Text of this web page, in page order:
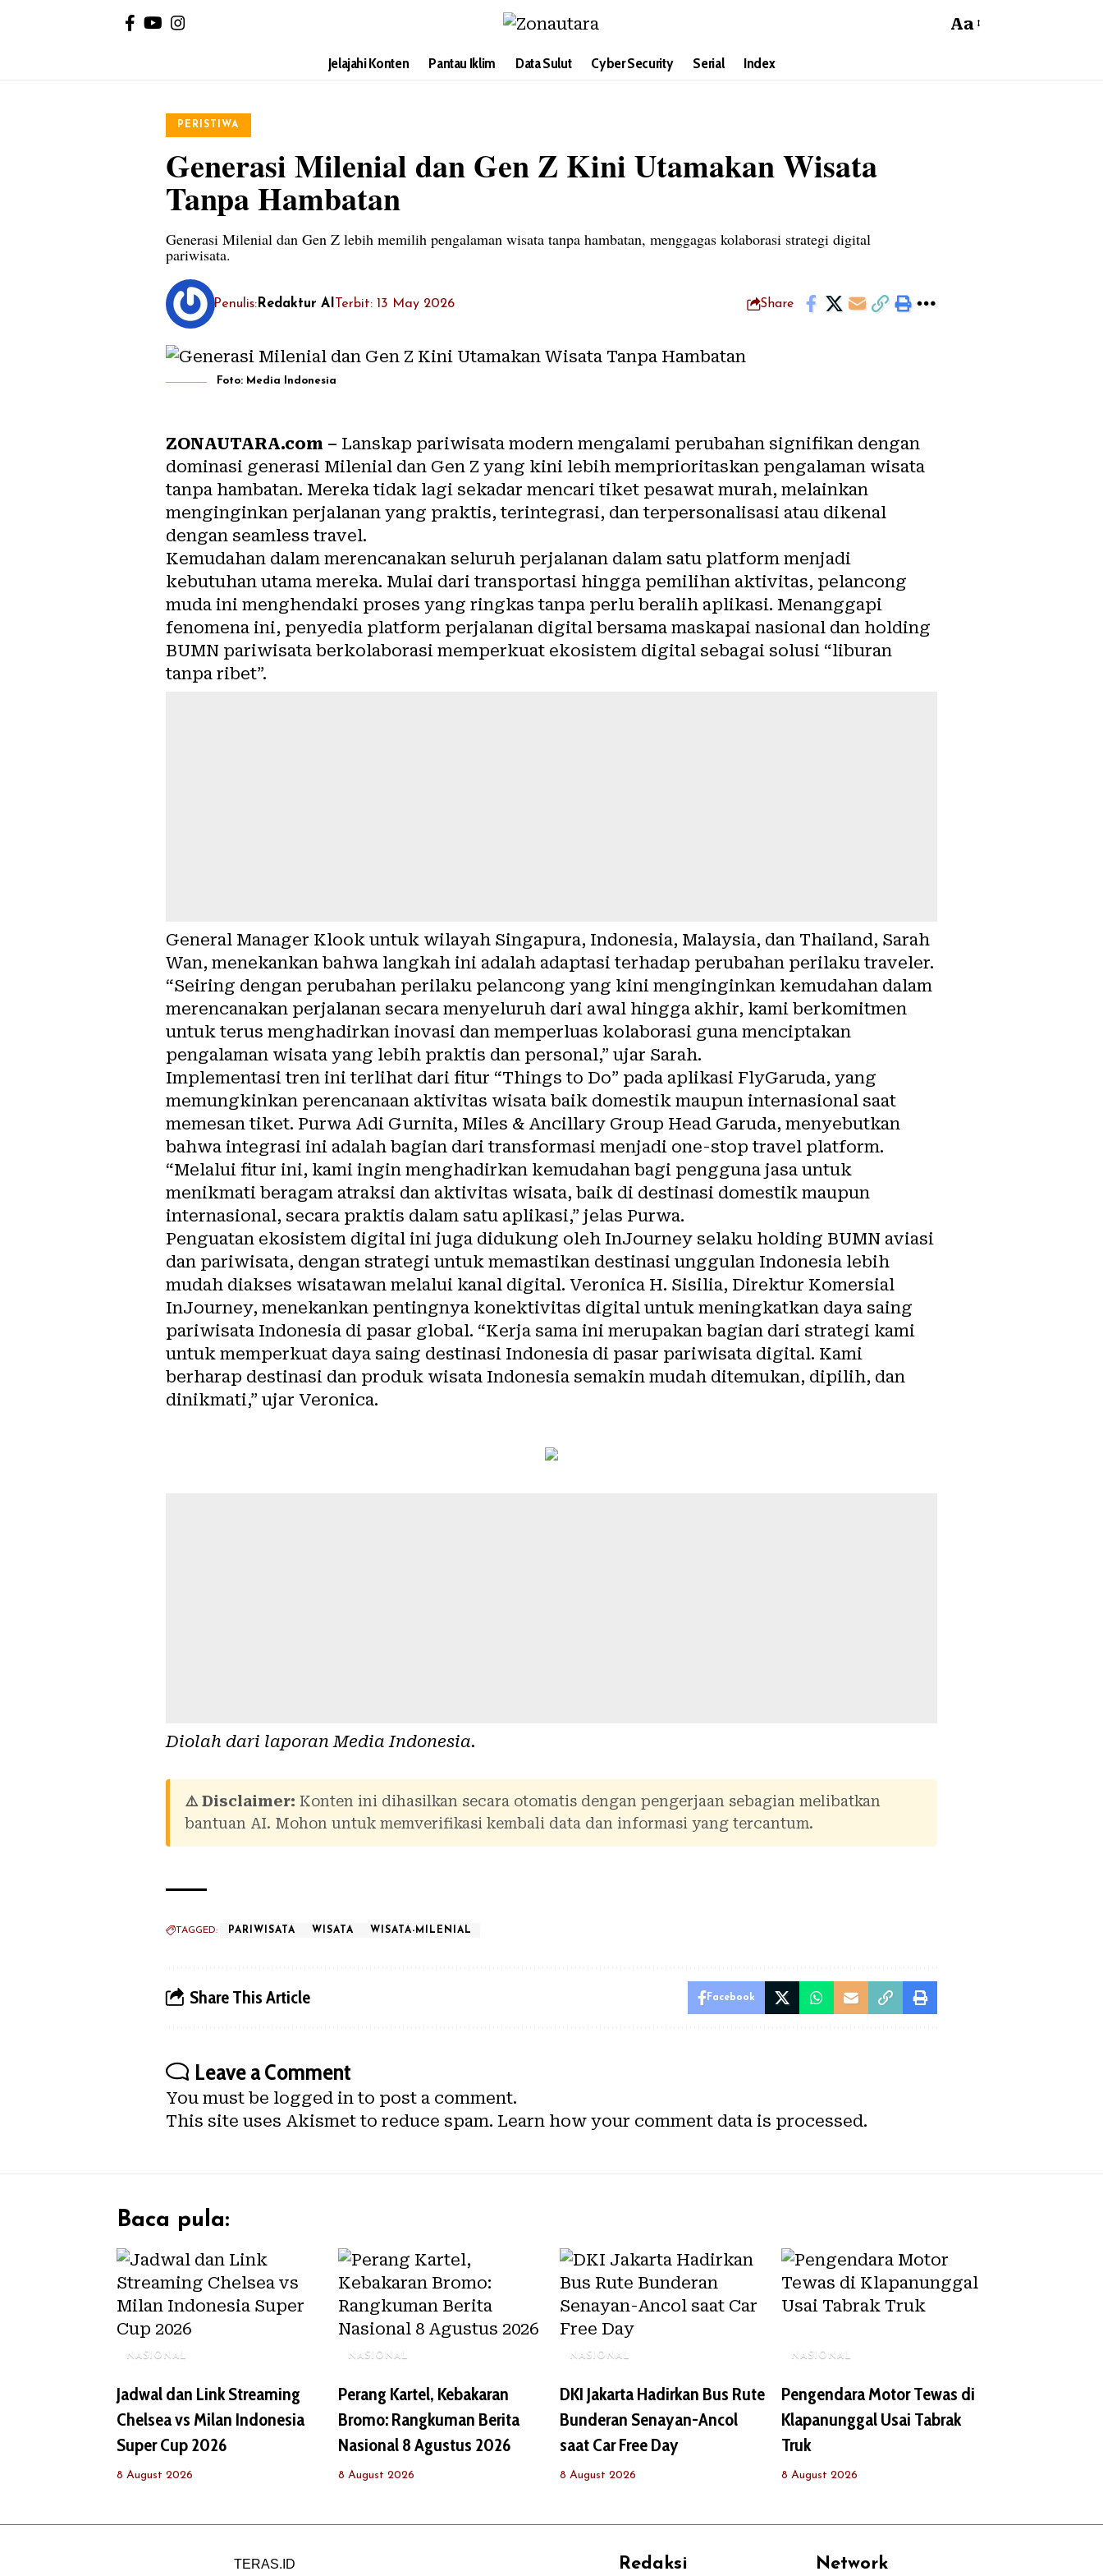
Aa
Jelajahi Konten Pantau Iklim Data Sulut Cyber Security Serial Index
PERISTIWA
Generasi Milenial dan Gen Z Kini Utamakan Wisata
Tanpa Hambatan
Generasi Milenial dan Gen Z lebih memilih pengalaman wisata tanpa hambatan, menggagas kolaborasi strategi digital
pariwisata.
Penulis: Redaktur AI Terbit: 13 May 2026 Share
Foto: Media Indonesia
ZONAUTARA.com – Lanskap pariwisata modern mengalami perubahan signifikan dengan
dominasi generasi Milenial dan Gen Z yang kini lebih memprioritaskan pengalaman wisata
tanpa hambatan. Mereka tidak lagi sekadar mencari tiket pesawat murah, melainkan
menginginkan perjalanan yang praktis, terintegrasi, dan terpersonalisasi atau dikenal
dengan seamless travel.
Kemudahan dalam merencanakan seluruh perjalanan dalam satu platform menjadi
kebutuhan utama mereka. Mulai dari transportasi hingga pemilihan aktivitas, pelancong
muda ini menghendaki proses yang ringkas tanpa perlu beralih aplikasi. Menanggapi
fenomena ini, penyedia platform perjalanan digital bersama maskapai nasional dan holding
BUMN pariwisata berkolaborasi memperkuat ekosistem digital sebagai solusi “liburan
tanpa ribet”.
General Manager Klook untuk wilayah Singapura, Indonesia, Malaysia, dan Thailand, Sarah
Wan, menekankan bahwa langkah ini adalah adaptasi terhadap perubahan perilaku traveler.
“Seiring dengan perubahan perilaku pelancong yang kini menginginkan kemudahan dalam
merencanakan perjalanan secara menyeluruh dari awal hingga akhir, kami berkomitmen
untuk terus menghadirkan inovasi dan memperluas kolaborasi guna menciptakan
pengalaman wisata yang lebih praktis dan personal,” ujar Sarah.
Implementasi tren ini terlihat dari fitur “Things to Do” pada aplikasi FlyGaruda, yang
memungkinkan perencanaan aktivitas wisata baik domestik maupun internasional saat
memesan tiket. Purwa Adi Gurnita, Miles & Ancillary Group Head Garuda, menyebutkan
bahwa integrasi ini adalah bagian dari transformasi menjadi one-stop travel platform.
“Melalui fitur ini, kami ingin menghadirkan kemudahan bagi pengguna jasa untuk
menikmati beragam atraksi dan aktivitas wisata, baik di destinasi domestik maupun
internasional, secara praktis dalam satu aplikasi,” jelas Purwa.
Penguatan ekosistem digital ini juga didukung oleh InJourney selaku holding BUMN aviasi
dan pariwisata, dengan strategi untuk memastikan destinasi unggulan Indonesia lebih
mudah diakses wisatawan melalui kanal digital. Veronica H. Sisilia, Direktur Komersial
InJourney, menekankan pentingnya konektivitas digital untuk meningkatkan daya saing
pariwisata Indonesia di pasar global. “Kerja sama ini merupakan bagian dari strategi kami
untuk memperkuat daya saing destinasi Indonesia di pasar pariwisata digital. Kami
berharap destinasi dan produk wisata Indonesia semakin mudah ditemukan, dipilih, dan
dinikmati,” ujar Veronica.
Diolah dari laporan Media Indonesia.
⚠️ Disclaimer: Konten ini dihasilkan secara otomatis dengan pengerjaan sebagian melibatkan
bantuan AI. Mohon untuk memverifikasi kembali data dan informasi yang tercantum.
TAGGED: PARIWISATA WISATA WISATA-MILENIAL
Share This Article Facebook
Leave a Comment
You must be logged in to post a comment.
This site uses Akismet to reduce spam. Learn how your comment data is processed.
Baca pula:
NASIONAL
Jadwal dan Link Streaming
Chelsea vs Milan Indonesia
Super Cup 2026
8 August 2026
NASIONAL
Perang Kartel, Kebakaran
Bromo: Rangkuman Berita
Nasional 8 Agustus 2026
8 August 2026
NASIONAL
DKI Jakarta Hadirkan Bus Rute
Bunderan Senayan-Ancol
saat Car Free Day
8 August 2026
NASIONAL
Pengendara Motor Tewas di
Klapanunggal Usai Tabrak
Truk
8 August 2026
TERAS.ID Redaksi Network